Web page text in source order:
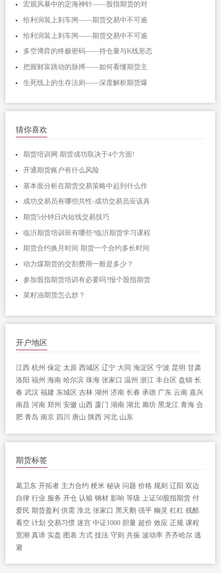
宏观风暴中的定海神针——股指期货的对
给利润装上刹车闸——期货交易中不可逾
给利润装上刹车闸——期货交易中不可逾
多空博弈的终极密码——持仓量与K线形态
把握财富跳动的脉搏——如何看懂期货主
生死线上的生存法则——深度解析期货爆
猜你喜欢
期货培训网:期货成功取决于4个方面!
开通期货账户有什么风险
基本面分析在期货交易策略中起到什么作
成功交易员有哪些共性-成功交易员应该具
期货5分钟日内短线交易技巧
临沂期货培训班有哪些?临沂期货学习课程
期货合约换月时间 期货一个合约多长时间
动力煤期货的交割费用一般是多少？
参加股指期货培训有必要吗?报个股指期货
菜籽油期货怎么炒？
开户地区
江西 杭州 保定 太原 西城区 辽宁 大同 海淀区 宁波 昆明 甘肃
洛阳 福州 海南 哈尔滨 珠海 张家口 温州 浙江 丰台区 盘锦 长
春 武汉 福建 东城区 吉林 湖州 济南 长春 承德 广东 云南 嘉兴
南昌 河南 郑州 安徽 山西 厦门 湖南 湖北 廊坊 黑龙江 青海 合
肥 青岛 南京 四川 唐山 陕西 河北 山东
期货标签
葛卫东 开拓者 主力合约 粳米 秘诀 问题 价格 规则 辽阳 双边
自律 行业 服务 开仓 认输 钢材 影响 等级 上证50股指期货 付
爱民 期货盈利 供需 淮北 张家口 黑天鹅 强平 幽灵 杠杠 残酷
看空 计划 交易习惯 迷宫 中证1000 胆量 超价 效应 正规 课程
宽潮 真谛 实盘 图表 方式 技法 守则 共振 波动率 齐齐哈尔 逃
避